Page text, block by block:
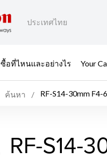
ประเทศไทย
ซื้อที่ไหนและอย่างไร Your
ค้นหา RF-S14-30mm F4-
RF-S14-